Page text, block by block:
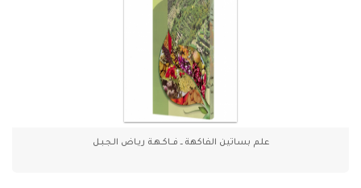
علم بساتين الفاكهة ــ فـــاكــهـة ريـاض الـجـبـل